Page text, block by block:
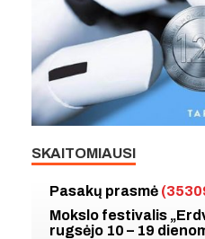
SKAITOMIAUSI
Pasakų prasmė
Mokslo festivalis
rugsėjo 10 – 19